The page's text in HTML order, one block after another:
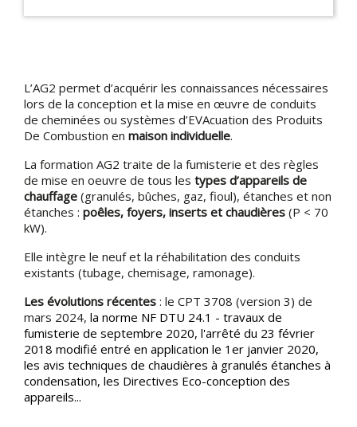
L’AG2 permet d’acquérir les connaissances nécessaires
lors de la conception et la mise en œuvre de conduits
de cheminées ou systèmes d’EVAcuation des Produits
De Combustion en maison individuelle.
La formation AG2 traite de la fumisterie et des règles
de mise en oeuvre de tous les types d’appareils de
chauffage (granulés, bûches, gaz, fioul), étanches et non
étanches : poêles, foyers, inserts et chaudières (P < 70
kW).
Elle intègre le neuf et la réhabilitation des conduits
existants (tubage, chemisage, ramonage).
Les évolutions récentes : le CPT 3708 (version 3) de
mars 2024, la norme NF DTU 24.1 - travaux de
fumisterie de septembre 2020, l'arrêté du 23 février
2018 modifié entré en application le 1er janvier 2020,
les avis techniques de chaudières à granulés étanches à
condensation, les Directives Eco-conception des
appareils...